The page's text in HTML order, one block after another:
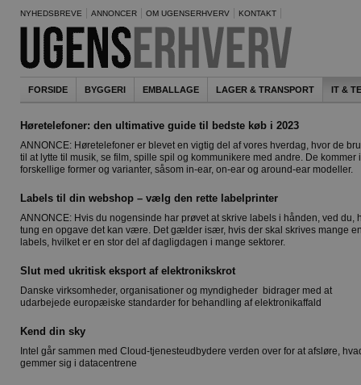
NYHEDSBREVE ANNONCER OM UGENSERHVERV KONTAKT
FORSIDE BYGGERI EMBALLAGE LAGER & TRANSPORT IT &
Høretelefoner: den ultimative guide til bedste køb i 2023
ANNONCE: Høretelefoner er blevet en vigtig del af vores hverdag, hvor de
til at lytte til musik, se film, spille spil og kommunikere med andre. De kommer i
forskellige former og varianter, såsom in-ear, on-ear og around-ear modeller.
Labels til din webshop – vælg den rette labelprinter
ANNONCE: Hvis du nogensinde har prøvet at skrive labels i hånden, ved du,
tung en opgave det kan være. Det gælder især, hvis der skal skrives mange
labels, hvilket er en stor del af dagligdagen i mange sektorer.
Slut med ukritisk eksport af elektronikskrot
Danske virksomheder, organisationer og myndigheder bidrager med at
udarbejede europæiske standarder for behandling af elektronikaffald
Kend din sky
Intel går sammen med Cloud-tjenesteudbydere verden over for at afsløre,
gemmer sig i datacentrene